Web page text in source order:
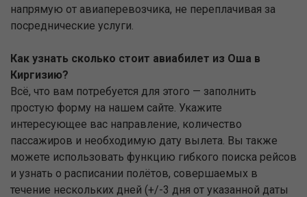
напрямую от авиаперевозчика, не переплачивая за
посреднические услуги.
Как узнать сколько стоит авиабилет из Оша в
Киргизию?
Всё, что вам потребуется для этого — заполнить
простую форму на нашем сайте. Укажите
интересующее вас направление, количество
пассажиров и необходимую дату вылета. Вы также
можете использовать функцию гибкого поиска рейсов
и узнать о расписании полётов, совершаемых в
течение нескольких дней (+/-3 дня от указанной даты